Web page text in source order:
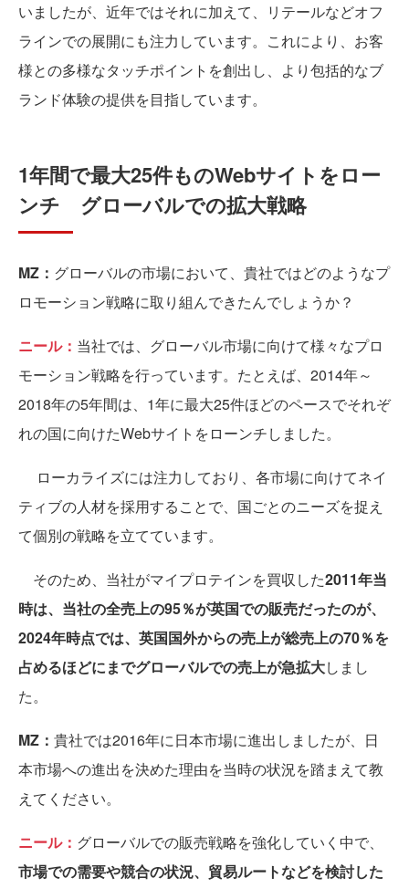
いましたが、近年ではそれに加えて、リテールなどオフ
ラインでの展開にも注力しています。これにより、お客
様との多様なタッチポイントを創出し、より包括的なブ
ランド体験の提供を目指しています。
1年間で最大25件ものWebサイトをロー
ンチ グローバルでの拡大戦略
MZ： グローバルの市場において、貴社ではどのようなプ
ロモーション戦略に取り組んできたんでしょうか？
ニール： 当社では、グローバル市場に向けて様々なプロ
モーション戦略を行っています。たとえば、2014年～
2018年の5年間は、1年に最大25件ほどのペースでそれぞ
れの国に向けたWebサイトをローンチしました。
ローカライズには注力しており、各市場に向けてネイ
ティブの人材を採用することで、国ごとのニーズを捉え
て個別の戦略を立てています。
そのため、当社がマイプロテインを買収した2011年当
時は、当社の全売上の95％が英国での販売だったのが、
2024年時点では、英国国外からの売上が総売上の70％を
占めるほどにまでグローバルでの売上が急拡大しまし
た。
MZ： 貴社では2016年に日本市場に進出しましたが、日
本市場への進出を決めた理由を当時の状況を踏まえて教
えてください。
ニール： グローバルでの販売戦略を強化していく中で、
市場での需要や競合の状況、貿易ルートなどを検討した